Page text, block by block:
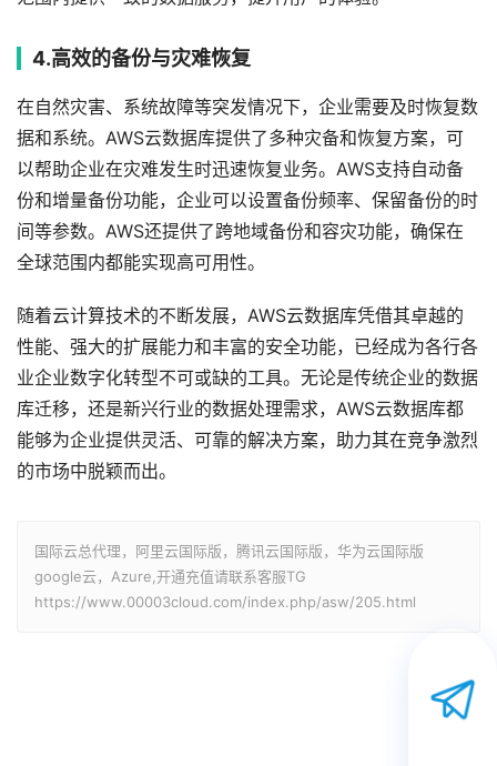
4.高效的备份与灾难恢复
在自然灾害、系统故障等突发情况下，企业需要及时恢复数
据和系统。AWS云数据库提供了多种灾备和恢复方案，可
以帮助企业在灾难发生时迅速恢复业务。AWS支持自动备
份和增量备份功能，企业可以设置备份频率、保留备份的时
间等参数。AWS还提供了跨地域备份和容灾功能，确保在
全球范围内都能实现高可用性。
随着云计算技术的不断发展，AWS云数据库凭借其卓越的
性能、强大的扩展能力和丰富的安全功能，已经成为各行各
业企业数字化转型不可或缺的工具。无论是传统企业的数据
库迁移，还是新兴行业的数据处理需求，AWS云数据库都
能够为企业提供灵活、可靠的解决方案，助力其在竞争激烈
的市场中脱颖而出。
国际云总代理，阿里云国际版，腾讯云国际版，华为云国际版
google云，Azure,开通充值请联系客服TG
https://www.00003cloud.com/index.php/asw/205.html